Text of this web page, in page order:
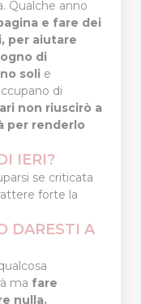
Qualche anno
e fare dei
per aiutare
di
soli e
di
non riuscirò a
per renderlo
IERI?
se criticata
forte la
DARESTI A
ma fare
nulla.